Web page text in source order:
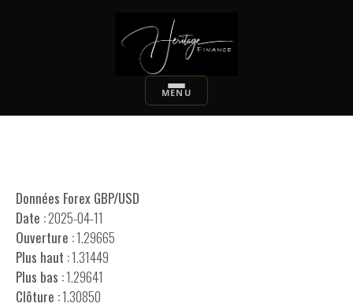
Données Forex GBP/USD
Date :2025-04-11
Ouverture :1.29665
Plus haut :1.31449
Plus bas :1.29641
Clôture :1.30850